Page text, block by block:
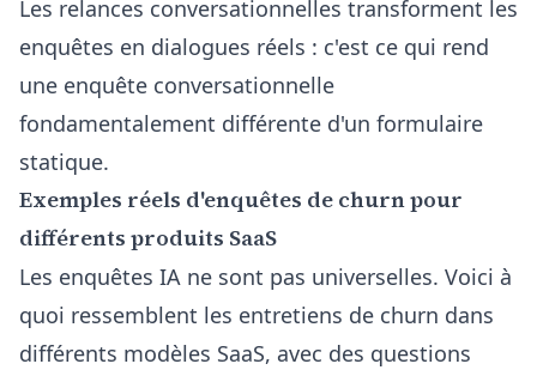
Les relances conversationnelles transforment les
enquêtes en dialogues réels : c'est ce qui rend
une enquête conversationnelle
fondamentalement différente d'un formulaire
statique.
Exemples réels d'enquêtes de churn pour
différents produits SaaS
Les enquêtes IA ne sont pas universelles. Voici à
quoi ressemblent les entretiens de churn dans
différents modèles SaaS, avec des questions